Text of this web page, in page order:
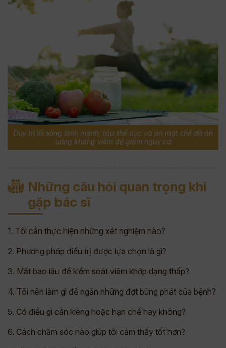
Duy trì lối sống lành mạnh, tập thể dục và ăn một chế độ ăn
uống kháng viêm để giảm nguy cơ
Những câu hỏi quan trọng khi
gặp bác sĩ
1. Tôi cần thực hiện những xét nghiệm nào?
2. Phương pháp điều trị được lựa chọn là gì?
3. Mất bao lâu để kiểm soát viêm khớp dạng thấp?
4. Tôi nên làm gì để ngăn những đợt bùng phát của bệnh?
5. Có điều gì cần kiêng hoặc hạn chế hay không?
6. Cách chăm sóc nào giúp tôi cảm thấy tốt hơn?